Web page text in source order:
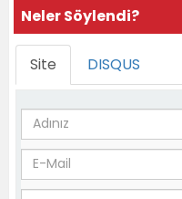
Neler Söylendi?
Site DISQUS